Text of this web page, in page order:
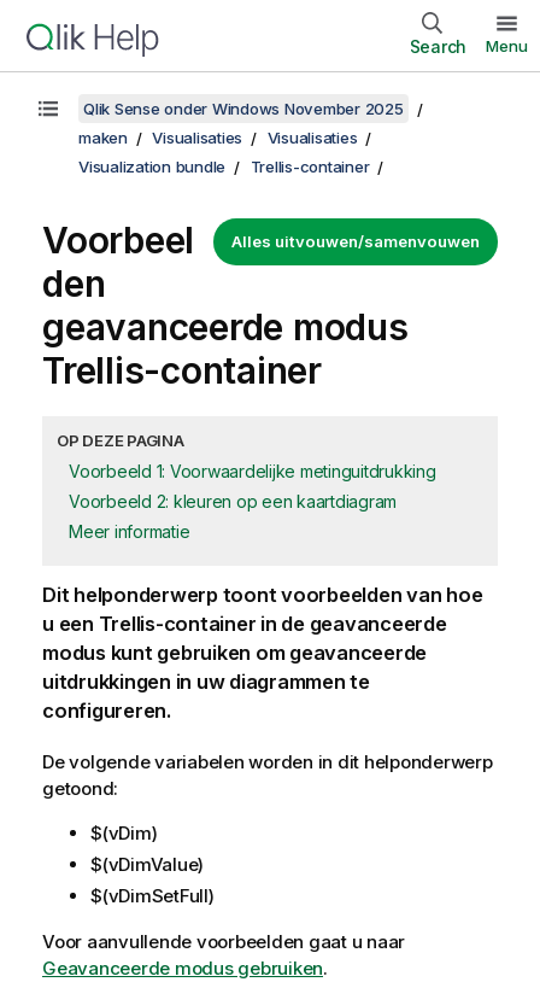
Search Menu
Qlik Sense onder Windows November 2025
maken
Visualisaties
Visualisaties
Visualization bundle
Trellis-container
Alles uitvouwen/samenvouwen
Voorbeel
den
geavanceerde modus
Trellis-container
OP DEZE PAGINA
Voorbeeld 1: Voorwaardelijke metinguitdrukking
Voorbeeld 2: kleuren op een kaartdiagram
Meer informatie
Dit helponderwerp toont voorbeelden van hoe
u een Trellis-container in de geavanceerde
modus kunt gebruiken om geavanceerde
uitdrukkingen in uw diagrammen te
configureren.
De volgende variabelen worden in dit helponderwerp
getoond:
$(vDim)
$(vDimValue)
$(vDimSetFull)
Voor aanvullende voorbeelden gaat u naar
Geavanceerde modus gebruiken.